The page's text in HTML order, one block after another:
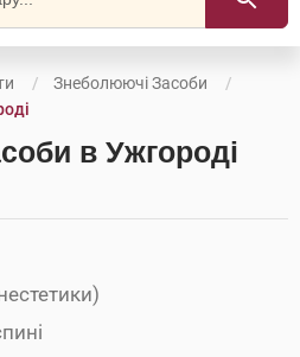
Знеболюючі Засоби
в Ужгороді